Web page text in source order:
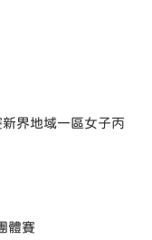
界地域一區女子丙
體賽